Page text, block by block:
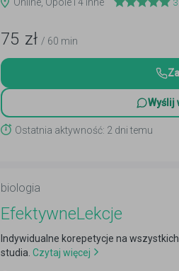
3
75 zł / 60 min
Wyślij
Ostatnia aktywność: 2 dni temu
biologia
EfektywneLekcje
Indywidualne korepetycje na
studia. Czytaj więcej